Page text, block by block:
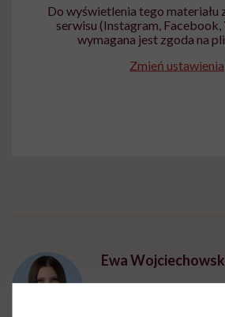
Do wyświetlenia tego materiału
serwisu (Instagram, Facebook,
wymagana jest zgoda na
Zmień ustawienia
Ewa
Dziennikarka,
reportażystka. Pisze,